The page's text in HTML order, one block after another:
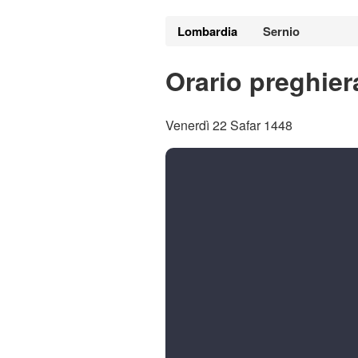
Lombardia Sernio
Orario
Venerdì 22 Safar 1448